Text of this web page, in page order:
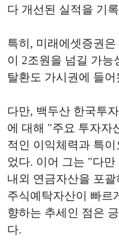
다 개선된 실적을 기
특히, 미래에셋증권
이 2조원을 넘길 가능
탈환도 가시권에 들
다만, 백두산 한국투
에 대해 "주요 투자자
적인 이익체력과 특
었다. 이어 그는 "다
내외 연금자산을 포
주식예탁자산이 빠르
향하는 추세인 점은
다.